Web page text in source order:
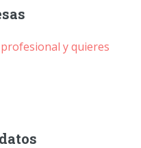
y quieres